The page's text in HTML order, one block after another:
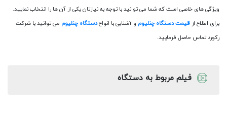
ویژگی های خاصی است که شما می توانید با توجه به نیازتان یکی از آن ها را انتخاب نمایید.
برای اطلاع از قیمت دستگاه چنلیوم و آشنایی با انواعدستگاه چنلیوم می توانید با شرکت
رکورد تماس حاصل فرمایید.
فیلم مربوط به دستگاه